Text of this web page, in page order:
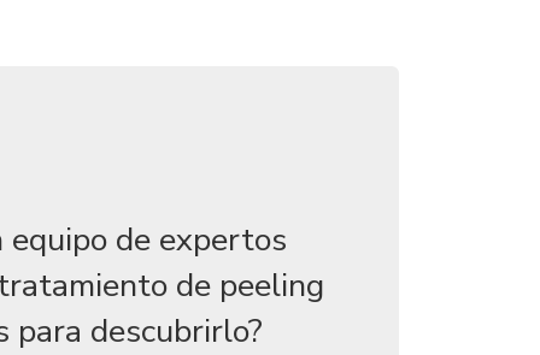
equipo de expertos
de peeling
para descubrirlo?